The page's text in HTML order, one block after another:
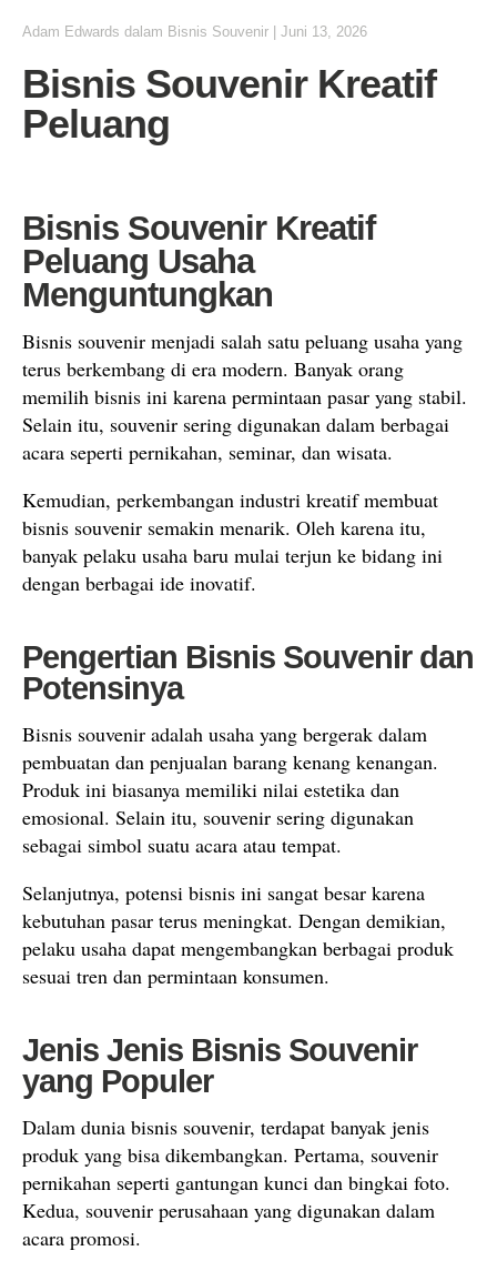
Adam Edwards dalam Bisnis Souvenir Juni 13, 2026
Bisnis Souvenir Kreatif
Peluang
Bisnis Souvenir Kreatif
Peluang Usaha
Menguntungkan
Bisnis souvenir menjadi salah satu peluang usaha yang
terus berkembang di era modern. Banyak orang
memilih bisnis ini karena permintaan pasar yang stabil.
Selain itu, souvenir sering digunakan dalam berbagai
acara seperti pernikahan, seminar, dan wisata.
Kemudian, perkembangan industri kreatif membuat
bisnis souvenir semakin menarik. Oleh karena itu,
banyak pelaku usaha baru mulai terjun ke bidang ini
dengan berbagai ide inovatif.
Pengertian Bisnis Souvenir dan
Potensinya
Bisnis souvenir adalah usaha yang bergerak dalam
pembuatan dan penjualan barang kenang kenangan.
Produk ini biasanya memiliki nilai estetika dan
emosional. Selain itu, souvenir sering digunakan
sebagai simbol suatu acara atau tempat.
Selanjutnya, potensi bisnis ini sangat besar karena
kebutuhan pasar terus meningkat. Dengan demikian,
pelaku usaha dapat mengembangkan berbagai produk
sesuai tren dan permintaan konsumen.
Jenis Jenis Bisnis Souvenir
yang Populer
Dalam dunia bisnis souvenir, terdapat banyak jenis
produk yang bisa dikembangkan. Pertama, souvenir
pernikahan seperti gantungan kunci dan bingkai foto.
Kedua, souvenir perusahaan yang digunakan dalam
acara promosi.